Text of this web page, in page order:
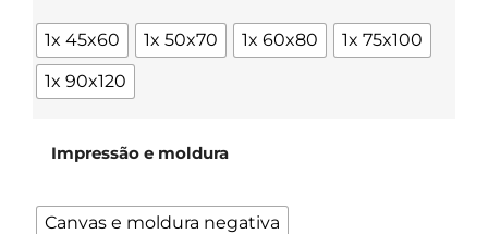
1x 45x60 1x 50x70 1x 60x80
1x 75x100
1x 90x120
Impressão e moldura
Canvas e moldura negativa